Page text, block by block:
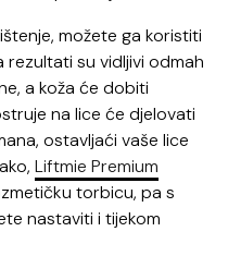
možete ga koristiti
rezultati su vidljivi odmah
a koža će dobiti
na lice će djelovati
ostavljaći vaše lice
Liftmie Premium
torbicu, pa s
nastaviti i tijekom